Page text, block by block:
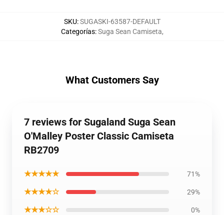
SKU:SUGASKI-63587-DEFAULT
Categorías:Suga Sean Camiseta,
What Customers Say
7 reviews for Sugaland Suga Sean
O'Malley Poster Classic Camiseta
RB2709
★★★★★ 71%
★★★★☆ 29%
★★★☆☆ 0%